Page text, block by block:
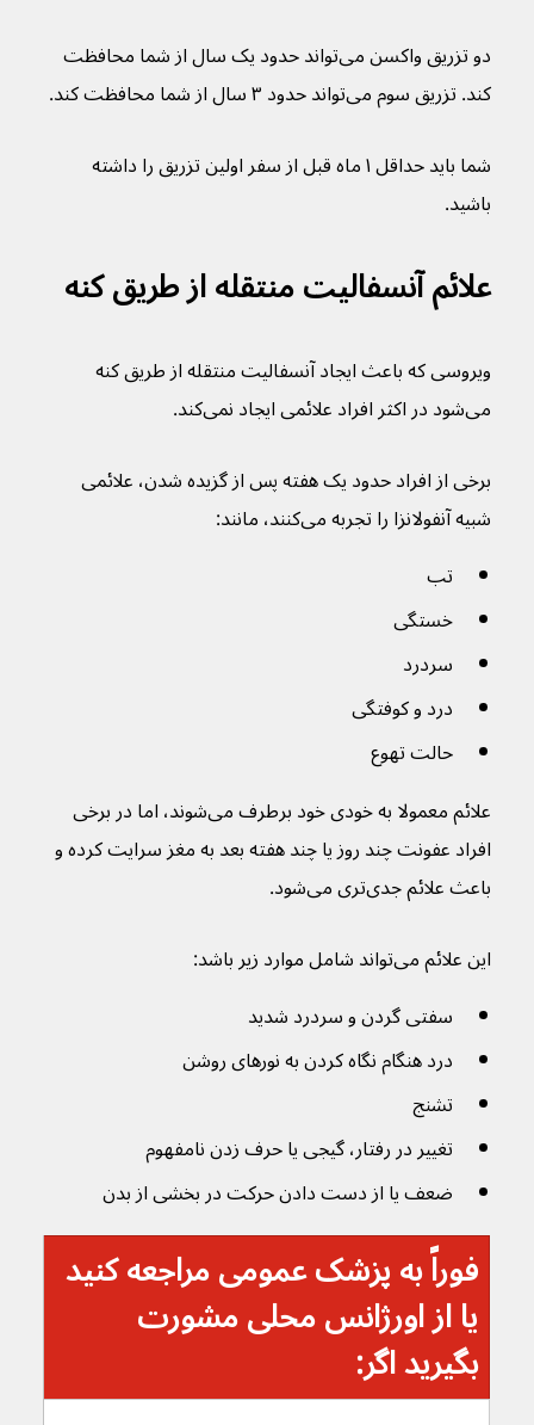
دو تزریق واکسن می‌تواند حدود یک سال از شما محافظت
کند. تزریق سوم می‌تواند حدود ۳ سال از شما محافظت کند.
شما باید حداقل ۱ ماه قبل از سفر اولین تزریق را داشته
باشید.
علائم آنسفالیت منتقله از طریق کنه
ویروسی که باعث ایجاد آنسفالیت منتقله از طریق کنه
می‌شود در اکثر افراد علائمی ایجاد نمی‌کند.
برخی از افراد حدود یک هفته پس از گزیده شدن، علائمی
شبیه آنفولانزا را تجربه می‌کنند، مانند:
تب
خستگی
سردرد
درد و کوفتگی
حالت تهوع
علائم معمولا به خودی خود برطرف می‌شوند، اما در برخی
افراد عفونت چند روز یا چند هفته بعد به مغز سرایت کرده و
باعث علائم جدی‌تری می‌شود.
این علائم می‌تواند شامل موارد زیر باشد:
سفتی گردن و سردرد شدید
درد هنگام نگاه کردن به نورهای روشن
تشنج
تغییر در رفتار، گیجی یا حرف زدن نامفهوم
ضعف یا از دست دادن حرکت در بخشی از بدن
فوراً به پزشک عمومی مراجعه کنید
یا از اورژانس محلی مشورت
بگیرید اگر: